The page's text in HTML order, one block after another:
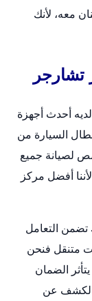
معه، لأنك
تشارجر
أحدث أجهزة
السيارة من
لصيانة جميع
أفضل مركز
تضمن التعامل
متنقل فنحن
الضمان
الكشف عن